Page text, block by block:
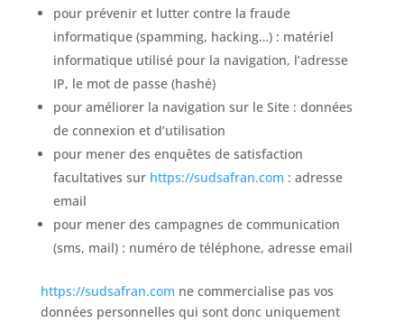
pour prévenir et lutter contre la fraude
informatique (spamming, hacking…) : matériel
informatique utilisé pour la navigation, l’adresse
IP, le mot de passe (hashé)
pour améliorer la navigation sur le Site : données
de connexion et d’utilisation
pour mener des enquêtes de satisfaction
facultatives sur https://sudsafran.com : adresse
email
pour mener des campagnes de communication
(sms, mail) : numéro de téléphone, adresse email
https://sudsafran.com ne commercialise pas vos
données personnelles qui sont donc uniquement